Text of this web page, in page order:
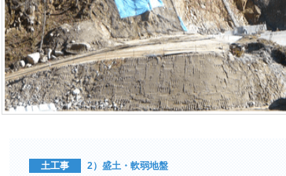
土工事 2）盛土・軟弱地盤